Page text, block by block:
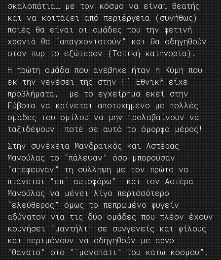
σκαλοπάτια… με τον κόσμο να είναι θεατής
και να κοιτάζει από περιέργεια (συνήθως)
ποιές θα είναι οι ομάδες που την φετινή
χρονιά θα “απαγχονιστούν” και θα οδηγηθούν
στον πυρ το εξώτερον (Τοπική κατηγορία).
Η πρώτη ομάδα που ανέβηκε ήταν η Κύμη που
εκ την γενέσει της στην Γ΄ Εθνική είχε
προβλήματα, με το εγχείρημα εκεί στην
Εύβοια να κρίνεται αποτυχημένο με πολλές
ομάδες του ομίλου να μην προλαβαίνουν να
ταξιδέψουν ποτέ σε αυτό το όμορφο μέρος!
Στην συνέχεια Μανδραϊκός και Αστέρας
Μαγούλας το “πάλεψαν” όσο μπορούσαν
“απέφευγαν” τη σύλληψη με τον πρώτο να
πιάνεται “επ΄ αυτοφόρω” και τον Αστέρα
Μαγούλας να μένει λίγο περισσότερο
“ελεύθερος” όμως το πεπρωμένο φυγείν
αδύνατον για τις δύο ομάδες που πλέον έχουν
κουνήσει “μαντήλι” σε συγγενείς και φίλους
και περιμένουν να οδηγηθούν με αργό
“θάνατο” στο “¨μονοπάτι” του κάτω κόσμου”.